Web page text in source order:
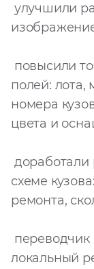
улучшили
повысили
полей: лота,
номера
цвета и
схеме
ремонта,
переводчик
локальный